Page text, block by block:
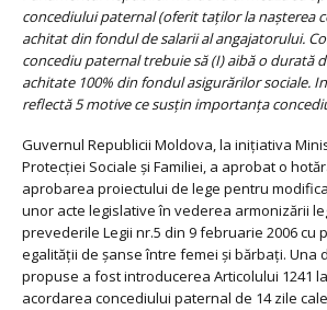
concediului paternal (oferit taţilor la naşterea
achitat din fondul de salarii al angajatorului.
concediu paternal trebuie să (I) aibă o durată
achitate 100% din fondul asigurărilor sociale.
reflectă 5 motive ce susţin importanţa
Guvernul Republicii Moldova, la inițiativa
Protecției Sociale și Familiei, a aprobat o
aprobarea proiectului de lege pentru
unor acte legislative în vederea armonizării
prevederile Legii nr.5 din 9 februarie 2006 cu
egalității de șanse între femei și bărbați. Una
propuse a fost introducerea Articolului 1241
acordarea concediului paternal de 14 zile